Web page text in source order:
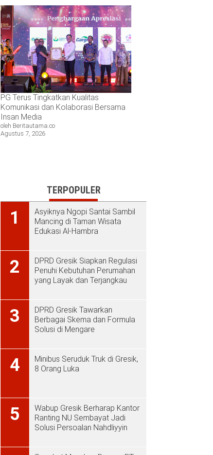
PG Terus Tingkatkan Kualitas
Komunikasi dan Kolaborasi Bersama
Insan Media
oleh Beritautama.co
Agustus 7, 2026
TERPOPULER
1
Asyiknya Ngopi Santai Sambil
Mancing di Taman Wisata
Edukasi Al-Hambra
2
DPRD Gresik Siapkan Regulasi
Penuhi Kebutuhan Perumahan
yang Layak dan Terjangkau
3
DPRD Gresik Tawarkan
Berbagai Skema dan Formula
Solusi di Mengare
4
Minibus Seruduk Truk di Gresik,
8 Orang Luka
5
Wabup Gresik Berharap Kantor
Ranting NU Sembayat Jadi
Solusi Persoalan Nahdliyyin